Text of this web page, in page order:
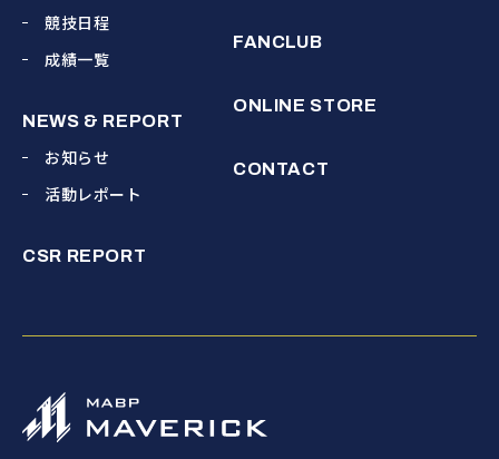
競技日程
成績一覧
NEWS & REPORT
お知らせ
活動レポート
CSR REPORT
FANCLUB
ONLINE STORE
CONTACT